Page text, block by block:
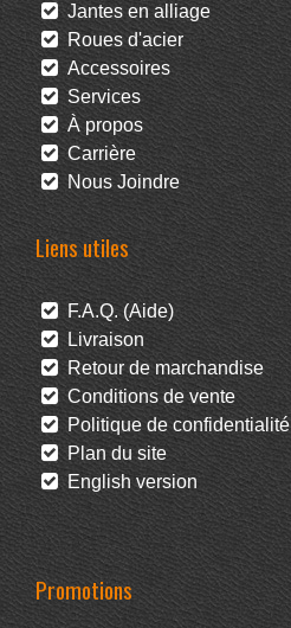
Jantes en alliage
Roues d'acier
Accessoires
Services
À propos
Carrière
Nous Joindre
Liens utiles
F.A.Q. (Aide)
Livraison
Retour de marchandise
Conditions de vente
Politique de confidentialité
Plan du site
English version
Promotions